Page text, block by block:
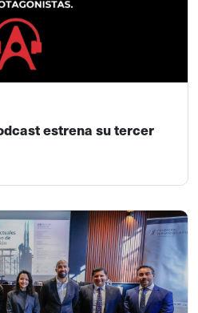
estrena su tercer